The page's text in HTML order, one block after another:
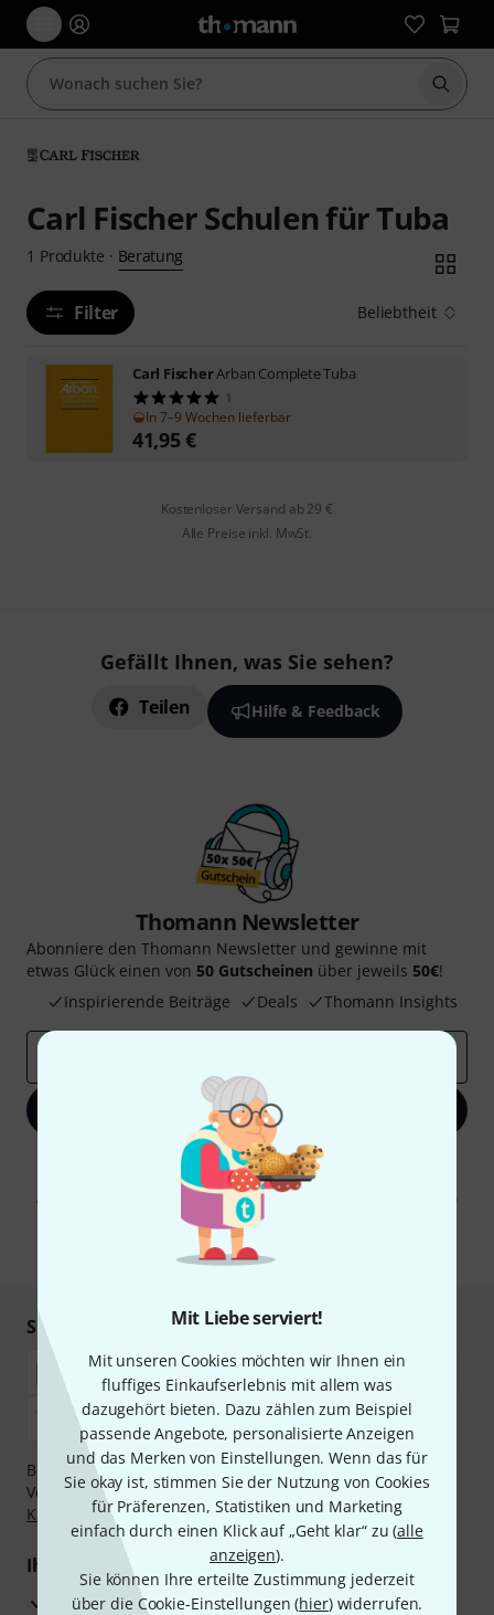
Mit Liebe serviert!
Mit unseren Cookies möchten wir Ihnen ein
fluffiges Einkaufserlebnis mit allem was
dazugehört bieten. Dazu zählen zum Beispiel
passende Angebote, personalisierte Anzeigen
und das Merken von Einstellungen. Wenn das für
Sie okay ist, stimmen Sie der Nutzung von Cookies
für Präferenzen, Statistiken und Marketing
einfach durch einen Klick auf „Geht klar“ zu (alle
anzeigen).
Sie können Ihre erteilte Zustimmung jederzeit
über die Cookie-Einstellungen (hier) widerrufen.
Suche
Carl Fischer Schulen für Tuba
1 Produkte · Beratung
Filter Beliebtheit
Carl FischerArban Complete Tuba
1
In 7–9 Wochen lieferbar
41,95€
Kostenloser Versand ab 29 €
Alle Preise inkl. MwSt.
Gefällt Ihnen, was Sie sehen?
Teilen Hilfe & Feedback
Thomann Newsletter
Abonniere den Thomann Newsletter und gewinne mit
etwas Glück einen von 50 Gutscheinen über jeweils 50€!
Inspirierende Beiträge
Deals Thomann Insights
Jetzt anmelden
Mit Klick auf „Jetzt anmelden“ stimmen Sie dem Erhalt von E-Mail-
Werbung und einer Messung des E-Mail-Nutzungsverhaltens zu. Die
Abmeldung ist jederzeit möglich. Weitere Informationen finden Sie in
unseren
Datenschutzhinweisen
* Pflichtfeld
Sicher einkaufen & bezahlen
Bezahlen Sie vertraulich und sicher per Nachnahme,
Vorkasse, PayPal, Amazon Pay,Klarna Sofort bezahlen,
Klarna Ratenzahlungoder Kreditkarte.
Ihre Vorteile
3 Jahre Thomann Garantie